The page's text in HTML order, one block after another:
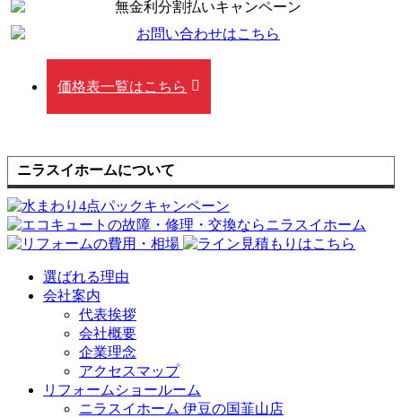
価格表一覧はこちら
ニラスイホームについて
選ばれる理由
会社案内
代表挨拶
会社概要
企業理念
アクセスマップ
リフォームショールーム
ニラスイホーム 伊豆の国韮山店